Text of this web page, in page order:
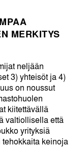
MERKITYS
neljään
3) yhteisöt ja 4)
on noussut
kiitettävällä
valtiollisella että
yrityksiä
keinoja